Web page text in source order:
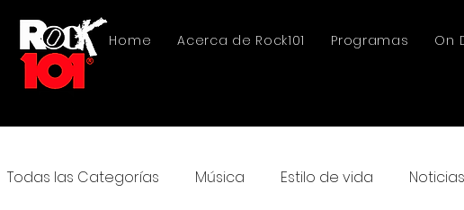
Home Acerca de Rock101 Programas On
Todas las Categorías Música Estilo de vida Noticias